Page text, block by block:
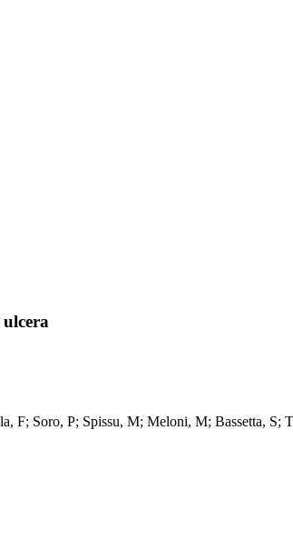
F; Soro, P; Spissu, M; Meloni, M;